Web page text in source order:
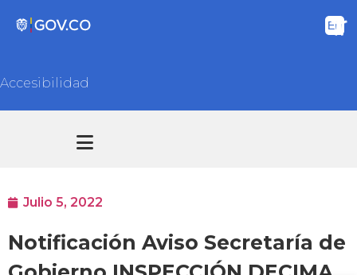
Accesibilidad
Julio 5, 2022
Notificación Aviso Secretaría de